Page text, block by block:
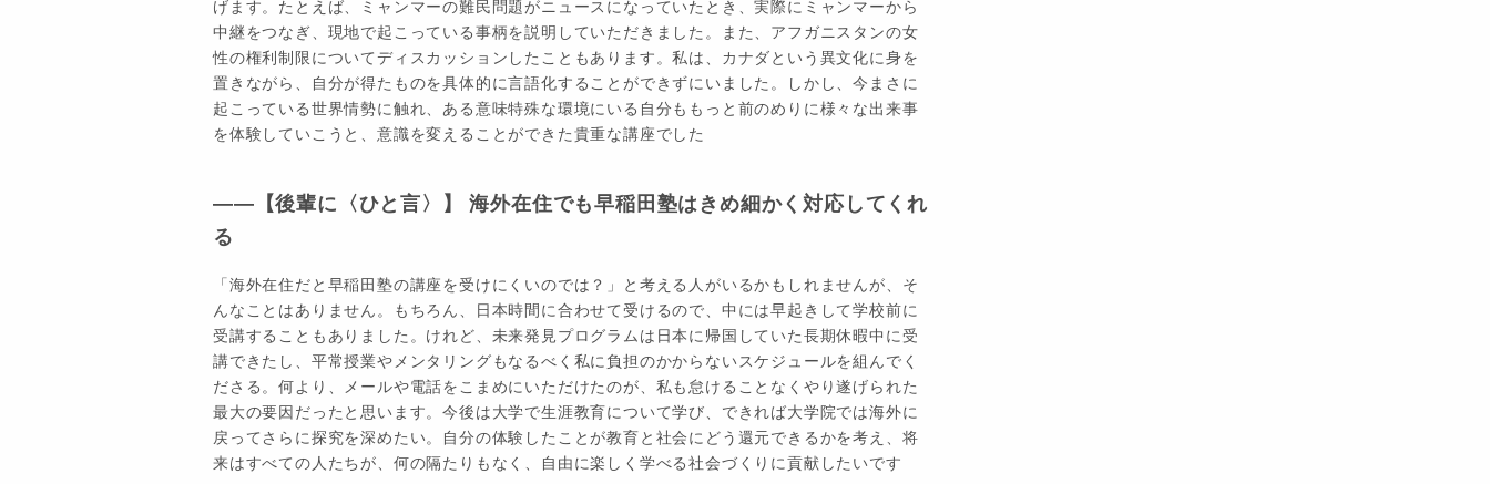
げます。たとえば、ミャンマーの難民問題がニュースになっていたとき、実際にミャンマーから
中継をつなぎ、現地で起こっている事柄を説明していただきました。また、アフガニスタンの女
性の権利制限についてディスカッションしたこともあります。私は、カナダという異文化に身を
置きながら、自分が得たものを具体的に言語化することができずにいました。しかし、今まさに
起こっている世界情勢に触れ、ある意味特殊な環境にいる自分ももっと前のめりに様々な出来事
を体験していこうと、意識を変えることができた貴重な講座でした
――【後輩に〈ひと言〉】 海外在住でも早稲田塾はきめ細かく対応してくれ
る
「海外在住だと早稲田塾の講座を受けにくいのでは？」と考える人がいるかもしれませんが、そ
んなことはありません。もちろん、日本時間に合わせて受けるので、中には早起きして学校前に
受講することもありました。けれど、未来発見プログラムは日本に帰国していた長期休暇中に受
講できたし、平常授業やメンタリングもなるべく私に負担のかからないスケジュールを組んでく
ださる。何より、メールや電話をこまめにいただけたのが、私も怠けることなくやり遂げられた
最大の要因だったと思います。今後は大学で生涯教育について学び、できれば大学院では海外に
戻ってさらに探究を深めたい。自分の体験したことが教育と社会にどう還元できるかを考え、将
来はすべての人たちが、何の隔たりもなく、自由に楽しく学べる社会づくりに貢献したいです